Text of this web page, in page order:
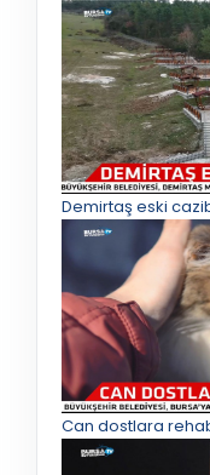
Demirtaş eski
Can dostlara